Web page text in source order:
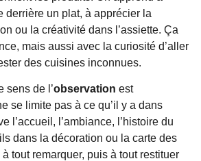
derrière un plat, à apprécier la
ou la créativité dans l’assiette. Ça
mais aussi avec la curiosité d’aller
des cuisines inconnues.
sens de l’observation est
se limite pas à ce qu’il y a dans
l’accueil, l’ambiance, l’histoire du
dans la décoration ou la carte des
tout remarquer, puis à tout restituer